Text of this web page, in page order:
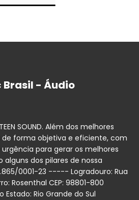
Brasil - Áudio
SOUND. Além dos melhores
forma objetiva e eficiente, com
para gerar os melhores
alguns dos pilares de nossa
0001-23 ----- Logradouro: Rua
Rosenthal CEP: 98801-800
Estado: Rio Grande do Sul